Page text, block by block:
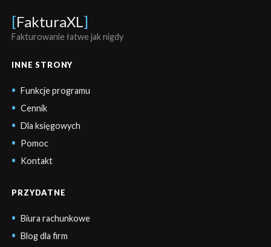
[FakturaXL ]
Fakturowanie łatwe jak nigdy
INNE STRONY
Funkcje programu
Cennik
Dla księgowych
Pomoc
Kontakt
PRZYDATNE
Biura rachunkowe
Blog dla firm